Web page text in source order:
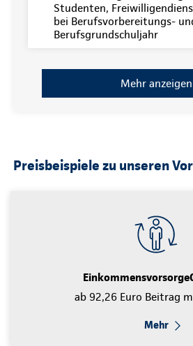
Studenten,
bei Berufsvorbereitungs-
Berufsgrundschuljahr
Mehr anzeigen
Preisbeispiele zu unseren
ab 92,26 Euro Beitrag
Mehr